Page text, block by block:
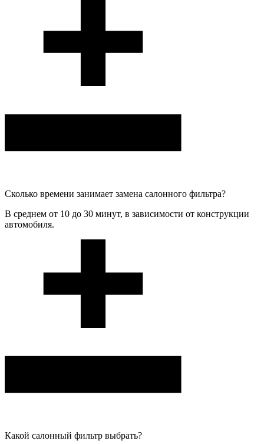
Сколько времени занимает замена салонного фильтра?
В среднем от 10 до 30 минут, в зависимости от конструкции
автомобиля.
Какой салонный фильтр выбрать?